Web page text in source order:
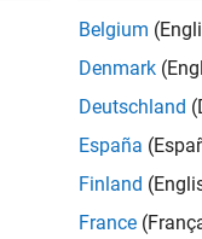
Belgium
Denmark
Deutschland
España
Finland
France